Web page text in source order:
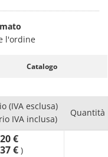
l'ordine
Catalogo
(IVA esclusa)
IVA inclusa)
€
€ )